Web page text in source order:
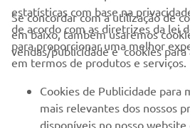
EMPRESA
MAIS YAMAHA
estatísticas com base na
de acordo com as diretrizes da lei
para proporcionar uma melhor
em termos de produtos e serviços.
Se concordar com a utilização de
em baixo, também usaremos
vendas/publicidade e cookies para
Cookies de Publicidade para
mais relevantes dos nossos
disponíveis no nosso website